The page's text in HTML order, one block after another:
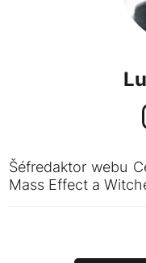
Šéfredaktor webu
Mass Effect a